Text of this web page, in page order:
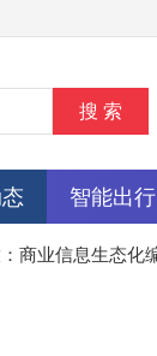
智能出行
业信息生态化编码